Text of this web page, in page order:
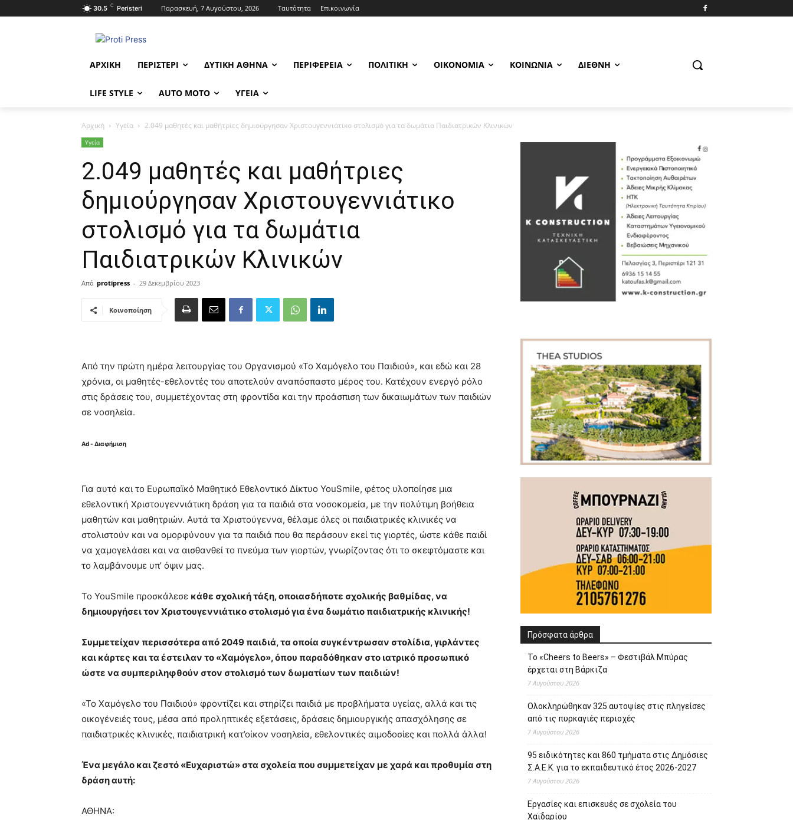
30.5 C Peristeri Παρασκευή, 7 Αυγούστου, 2026 Ταυτότητα Επικοινωνία
ΑΡΧΙΚΉ ΠΕΡΙΣΤΈΡΙ ΔΥΤΙΚΉ ΑΘΉΝΑ ΠΕΡΙΦΈΡΕΙΑ ΠΟΛΙΤΙΚΉ ΟΙΚΟΝΟΜΊΑ ΚΟΙΝΩΝΊΑ ΔΙΕΘΝΉ
LIFE STYLE AUTO MOTO ΥΓΕΊΑ
Αρχική Υγεία 2.049 μαθητές και μαθήτριες δημιούργησαν Χριστουγεννιάτικο στολισμό για τα δωμάτια Παιδιατρικών Κλινικών
Υγεία
2.049 μαθητές και μαθήτριες
δημιούργησαν Χριστουγεννιάτικο
στολισμό για τα δωμάτια
Παιδιατρικών Κλινικών
Από protipress - 29 Δεκεμβρίου 2023
Κοινοποίηση
Από την πρώτη ημέρα λειτουργίας του Οργανισμού «Το Χαμόγελο του Παιδιού», και εδώ και 28
χρόνια, οι μαθητές-εθελοντές του αποτελούν αναπόσπαστο μέρος του. Κατέχουν ενεργό ρόλο
στις δράσεις του, συμμετέχοντας στη φροντίδα και την προάσπιση των δικαιωμάτων των παιδιών
σε νοσηλεία.
Ad - Διαφήμιση
Για αυτό και τo Ευρωπαϊκό Μαθητικό Εθελοντικό Δίκτυο YouSmile, φέτος υλοποίησε μια
εθελοντική Χριστουγεννιάτικη δράση για τα παιδιά στα νοσοκομεία, με την πολύτιμη βοήθεια
μαθητών και μαθητριών. Αυτά τα Χριστούγεννα, θέλαμε όλες οι παιδιατρικές κλινικές να
στολιστούν και να ομορφύνουν για τα παιδιά που θα περάσουν εκεί τις γιορτές, ώστε κάθε παιδί
να χαμογελάσει και να αισθανθεί το πνεύμα των γιορτών, γνωρίζοντας ότι το σκεφτόμαστε και
το λαμβάνουμε υπ’ όψιν μας.
Το YouSmile προσκάλεσε κάθε σχολική τάξη, οποιασδήποτε σχολικής βαθμίδας, να
δημιουργήσει τον Χριστουγεννιάτικο στολισμό για ένα δωμάτιο παιδιατρικής κλινικής!
Συμμετείχαν περισσότερα από 2049 παιδιά, τα οποία συγκέντρωσαν στολίδια, γιρλάντες
και κάρτες και τα έστειλαν το «Χαμόγελο», όπου παραδόθηκαν στο ιατρικό προσωπικό
ώστε να συμπεριληφθούν στον στολισμό των δωματίων των παιδιών!
«Το Χαμόγελο του Παιδιού» φροντίζει και στηρίζει παιδιά με προβλήματα υγείας, αλλά και τις
οικογένειές τους, μέσα από προληπτικές εξετάσεις, δράσεις δημιουργικής απασχόλησης σε
παιδιατρικές κλινικές, παιδιατρική κατ’οίκον νοσηλεία, εθελοντικές αιμοδοσίες και πολλά άλλα!
Ένα μεγάλο και ζεστό «Ευχαριστώ» στα σχολεία που συμμετείχαν με χαρά και προθυμία στη
δράση αυτή:
ΑΘΗΝΑ:
Πρόσφατα άρθρα
Το «Cheers to Beers» – Φεστιβάλ Μπύρας
έρχεται στη Βάρκιζα
7 Αυγούστου 2026
Ολοκληρώθηκαν 325 αυτοψίες στις πληγείσες
από τις πυρκαγιές περιοχές
7 Αυγούστου 2026
Σ.Α.Ε.Κ. για το εκπαιδευτικό έτος 2026-2027
7 Αυγούστου 2026
Εργασίες και επισκευές σε σχολεία του
Χαϊδαρίου
Ήττα στο τελευταίο φιλικό για τον Ατρόμητο
7 Αυγούστου 2026